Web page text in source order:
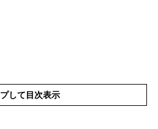
して目次表示